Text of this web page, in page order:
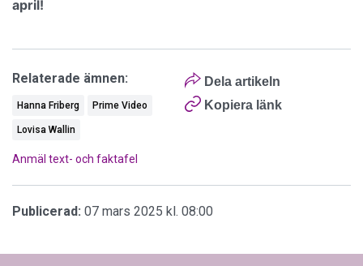
april!
Dela artikeln
Kopiera länk
Relaterade ämnen:
Hanna Friberg Prime Video
Lovisa Wallin
Anmäl text- och faktafel
Publicerad: 07 mars 2025 kl. 08:00